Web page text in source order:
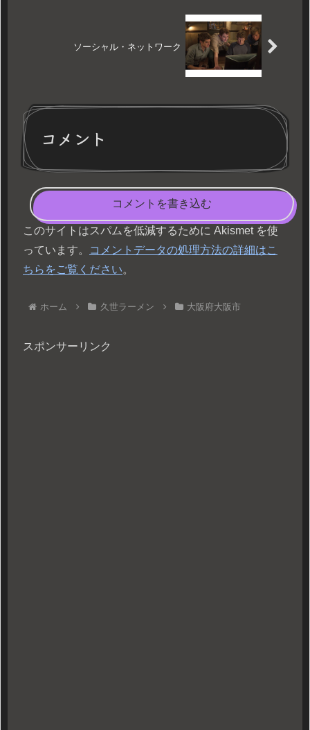
ソーシャル・ネットワーク
コメント
コメントを書き込む
このサイトはスパムを低減するために Akismet を使
っています。
コメントデータの処理方法の詳細はこ
ちらをご覧ください。
ホーム 久世ラーメン 大阪府大阪市
スポンサーリンク